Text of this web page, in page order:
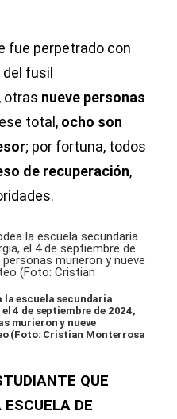
fue perpetrado con
fusil
otras nueve personas
total, ocho son
; por fortuna, todos
de recuperación,
la escuela secundaria
4 de septiembre de 2024,
murieron y nueve
(Foto: Cristian Monterrosa
QUE
ESCUELA DE